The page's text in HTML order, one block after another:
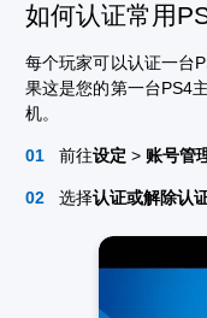
如何认证常用
每个玩家可以认证一台
果这是您的第一台PS4
机。
前往设定 > 账号管
选择认证或解除认